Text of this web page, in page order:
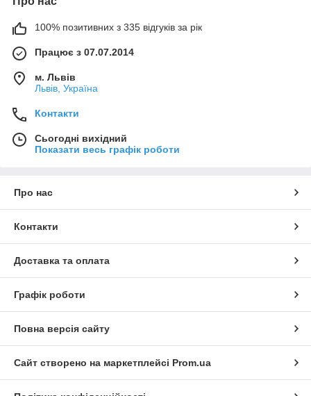
100% позитивних з 335 відгуків за рік
Працює з 07.07.2014
м. Львів
Львів, Україна
Контакти
Сьогодні вихідний
Показати весь графік роботи
Про нас
Контакти
Доставка та оплата
Графік роботи
Повна версія сайту
Сайт створено на маркетплейсі Prom.ua